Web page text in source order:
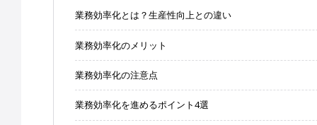
業務効率化とは？生産性向上との違い
業務効率化のメリット
業務効率化の注意点
業務効率化を進めるポイント4選